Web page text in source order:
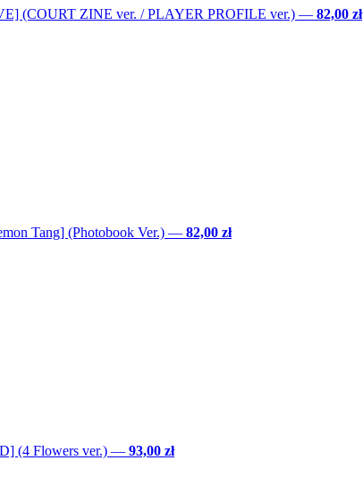
(COURT ZINE ver. / PLAYER PROFILE ver.) — 82,00 zł
Tang] (Photobook Ver.) — 82,00 zł
(4 Flowers ver.) — 93,00 zł